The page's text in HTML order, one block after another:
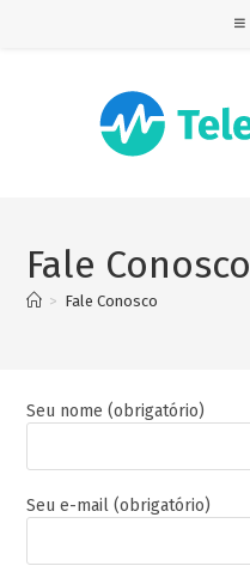
Fale Conosco
> Fale Conosco
Seu nome (obrigatório)
Seu e-mail (obrigatório)